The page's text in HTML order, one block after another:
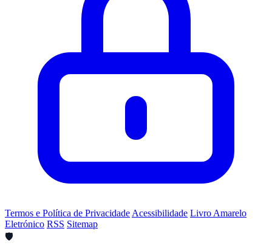
Termos e Política de Privacidade Acessibilidade Livro Amarelo
Eletrónico RSS Sitemap
🛡️